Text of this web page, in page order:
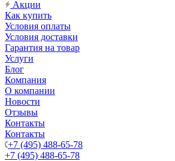
Акции
Как купить
Условия оплаты
Условия доставки
Гарантия на товар
Услуги
Блог
Компания
О компании
Новости
Отзывы
Контакты
Контакты
+7 (495) 488-65-78
+7 (495) 488-65-78